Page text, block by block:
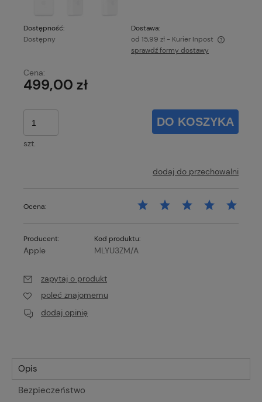
Dostępność:
Dostępny
Dostawa:
od 15,99 zł - Kurier Inpost
Cena nie zawiera ewentualnych kosztów płatności
sprawdź formy dostawy
Cena:
499,00 zł
szt.
DO KOSZYKA
dodaj do przechowalni
Ocena:
Producent:
Apple
Kod produktu:
MLYU3ZM/A
zapytaj o produkt
poleć znajomemu
dodaj opinię
Opis
Bezpieczeństwo